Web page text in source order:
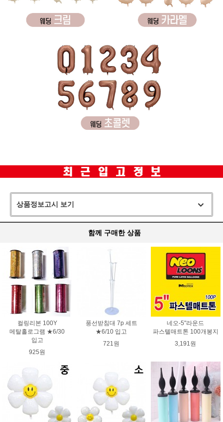
상품정보고시 보기
함께 구매한 상품
컬링리본 100Y
메탈홀로그램 ★6/30
입고
925원
풍선받침대 7p 세트
★6/10 입고
721원
네오-5"라운드
파스텔매트톤 100개봉지
3,191원